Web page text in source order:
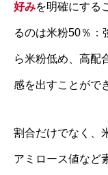
好みを明確にする
るのは米粉50％：
ら米粉低め、高配
感を出すことがで
割合だけでなく、
アミロース値など